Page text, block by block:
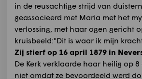
in de reusachtige strijd van
geassocieerd met Maria met het
verlossing, met haar ogen gericht
kruisbeeld:"Dit is waar ik mijn
Zij stierf op 16 april 1879 in
De Kerk verklaarde haar heilig op 8
niet omdat ze bevoordeeld werd